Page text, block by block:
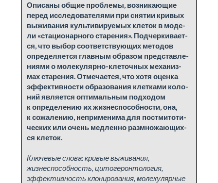
Опи­са­ны об­щие пробле­мы, воз­ни­каю­щие
перед ис­сле­до­ва­те­ля­ми при сня­тии кри­вых
вы­жи­ва­ния культи­ви­ру­е­мых кле­ток в мо­де­
ли «ста­ци­о­нар­но­го ста­ре­ния». Под­чер­ки­ва­ет­
ся, что вы­бор со­от­вет­ству­ю­щих ме­то­дов
опре­де­ля­ет­ся глав­ным об­разом пред­став­ле­
ни­я­ми о мо­ле­ку­ляр­но-кле­точ­ных ме­ха­низ­
мах ста­ре­ния. От­ме­ча­ет­ся, что хо­тя оцен­ка
эф­фек­тив­но­сти об­разо­ва­ния клет­ка­ми ко­ло­
ний яв­ляет­ся оп­ти­маль­ным под­хо­дом
к опре­де­ле­нию их жиз­не­способ­но­сти, она,
к со­жа­ле­нию, неприме­нима для пост­мито­ти­
че­ских или очень медлен­но раз­мно­жа­ю­щих­
ся кле­ток.
Ключевые слова:кривые выживания,
жизнеспособность, цитогеронтология,
эффективность клонирования, молекулярные